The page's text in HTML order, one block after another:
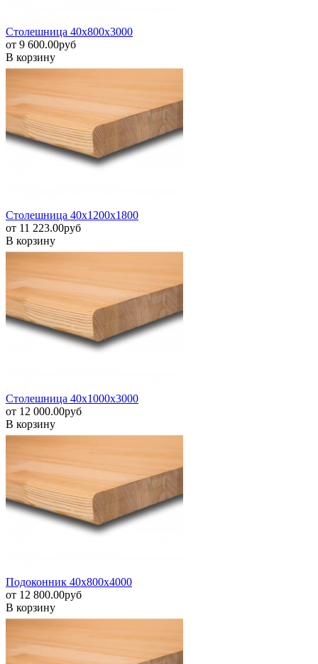
Столешница 40х800х3000
от 9 600.00pуб
В корзину
Столешница 40х1200х1800
от 11 223.00pуб
В корзину
Столешница 40х1000х3000
от 12 000.00pуб
В корзину
Подоконник 40х800х4000
от 12 800.00pуб
В корзину